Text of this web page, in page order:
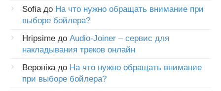
Sofia до На что нужно обращать внимание при
выборе бойлера?
Hripsime до Audio-Joiner – сервис для
накладывания треков онлайн
Вероніка до На что нужно обращать внимание
при выборе бойлера?